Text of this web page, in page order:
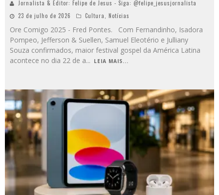
Jornalista & Editor: Felipe de Jesus - Siga: @felipe_jesusjornalista
23 de julho de 2026
Cultura Notícias
Ore Comigo 2025 - Fred Pontes. Com Fernandinho, Isadora
Pompeo, Jefferson & Suellen, Samuel Eleotério e Julliany
Souza confirmados, maior festival gospel da América Latina
acontece no dia 22 de a... LEIA MAIS...